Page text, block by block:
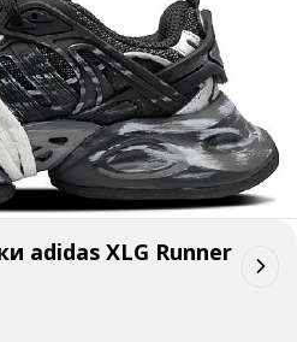
adidas XLG Runner